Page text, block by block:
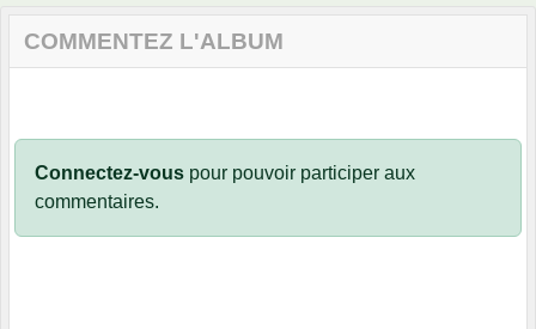
COMMENTEZ L'ALBUM
Connectez-vous pour pouvoir participer aux
commentaires.